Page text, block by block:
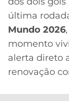
MG
última
Mundo 2026
momento
alerta direto
renovação